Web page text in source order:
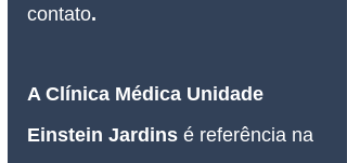
contato.
A Clínica Médica Unidade
Einstein Jardins é referência na